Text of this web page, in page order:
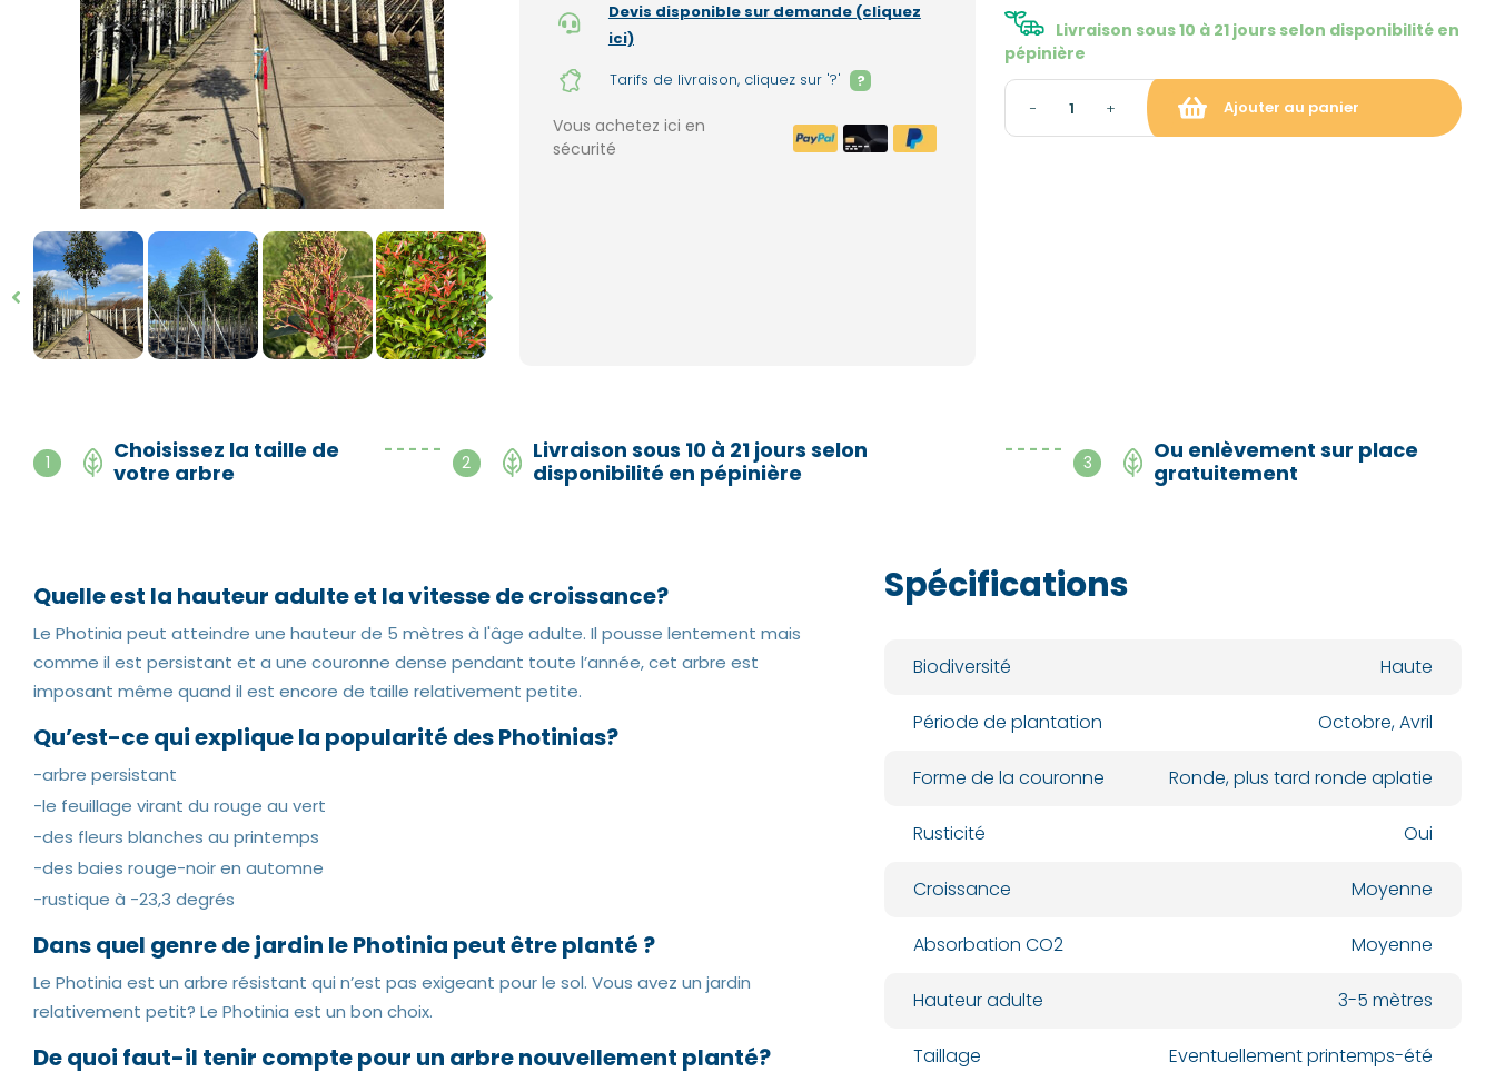
Devis disponible sur demande (cliquez
ici)
Tarifs de livraison, cliquez sur '?'
?
Vous achetez ici en
sécurité
Livraison sous 10 à 21 jours selon disponibilité en
pépinière
− + Ajouter au panier
1
Choisissez la taille de
votre arbre
- - - - -
2
Livraison sous 10 à 21 jours selon
disponibilité en pépinière
- - - - -
3
Ou enlèvement sur place
gratuitement
Quelle est la hauteur adulte et la vitesse de croissance?
Le Photinia peut atteindre une hauteur de 5 mètres à l'âge adulte. Il pousse lentement mais
comme il est persistant et a une couronne dense pendant toute l’année, cet arbre est
imposant même quand il est encore de taille relativement petite.
Qu’est-ce qui explique la popularité des Photinias?
-arbre persistant
-le feuillage virant du rouge au vert
-des fleurs blanches au printemps
-des baies rouge-noir en automne
-rustique à -23,3 degrés
Dans quel genre de jardin le Photinia peut être planté ?
Le Photinia est un arbre résistant qui n’est pas exigeant pour le sol. Vous avez un jardin
relativement petit? Le Photinia est un bon choix.
De quoi faut-il tenir compte pour un arbre nouvellement planté?
Spécifications
Biodiversité Haute
Période de plantation Octobre, Avril
Forme de la couronne Ronde, plus tard ronde aplatie
Rusticité Oui
Croissance Moyenne
Absorbation CO2 Moyenne
Hauteur adulte 3-5 mètres
Taillage Eventuellement printemps-été